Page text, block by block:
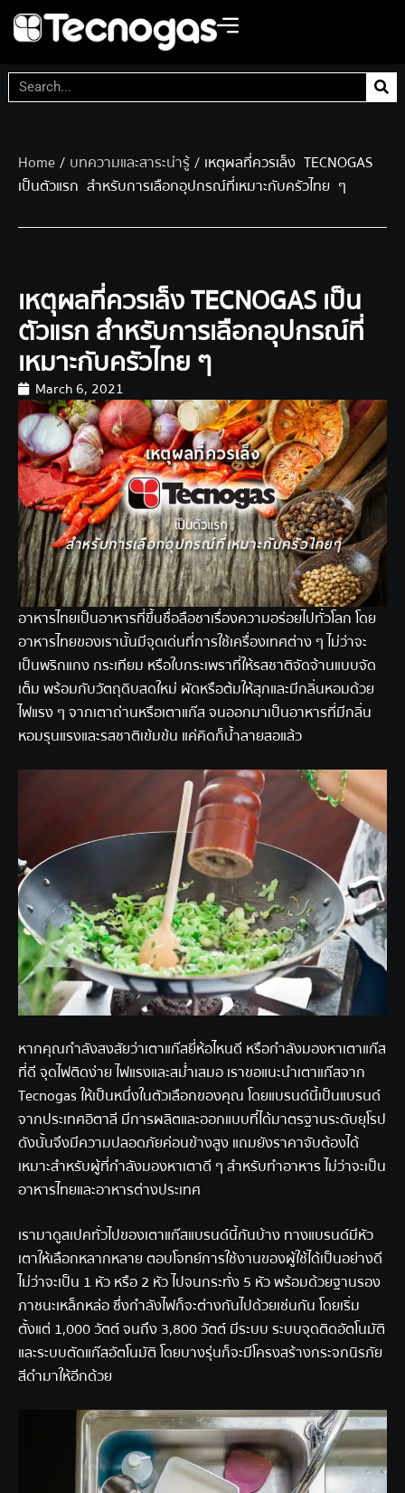
Home/ บทความและสาระน่ารู้/ เหตุผลที่ควรเล็ง TECNOGAS
เป็นตัวแรก สำหรับการเลือกอุปกรณ์ที่เหมาะกับครัวไทย ๆ
เหตุผลที่ควรเล็ง TECNOGAS เป็น
ตัวแรก สำหรับการเลือกอุปกรณ์ที่
เหมาะกับครัวไทย ๆ
March 6, 2021
อาหารไทยเป็นอาหารที่ขึ้นชื่อลือชาเรื่องความอร่อยไปทั่วโลก โดย
อาหารไทยของเรานั้นมีจุดเด่นที่การใช้เครื่องเทศต่าง ๆ ไม่ว่าจะ
เป็นพริกแกง กระเทียม หรือใบกระเพราที่ให้รสชาติจัดจ้านแบบจัด
เต็ม พร้อมกับวัตถุดิบสดใหม่ ผัดหรือต้มให้สุกและมีกลิ่นหอมด้วย
ไฟแรง ๆ จากเตาถ่านหรือเตาแก๊ส จนออกมาเป็นอาหารที่มีกลิ่น
หอมรุนแรงและรสชาติเข้มข้น แค่คิดก็น้ำลายสอแล้ว
หากคุณกำลังสงสัยว่าเตาแก๊สยี่ห้อไหนดี หรือกำลังมองหาเตาแก๊ส
ที่ดี จุดไฟติดง่าย ไฟแรงและสม่ำเสมอ เราขอแนะนำเตาแก๊สจาก
Tecnogas ให้เป็นหนึ่งในตัวเลือกของคุณ โดยแบรนด์นี้เป็นแบรนด์
จากประเทศอิตาลี มีการผลิตและออกแบบที่ได้มาตรฐานระดับยุโรป
ดังนั้นจึงมีความปลอดภัยค่อนข้างสูง แถมยังราคาจับต้องได้
เหมาะสำหรับผู้ที่กำลังมองหาเตาดี ๆ สำหรับทำอาหาร ไม่ว่าจะเป็น
อาหารไทยและอาหารต่างประเทศ
เรามาดูสเปคทั่วไปของเตาแก๊สแบรนด์นี้กันบ้าง ทางแบรนด์มีหัว
เตาให้เลือกหลากหลาย ตอบโจทย์การใช้งานของผู้ใช้ได้เป็นอย่างดี
ไม่ว่าจะเป็น 1 หัว หรือ 2 หัว ไปจนกระทั่ง 5 หัว พร้อมด้วยฐานรอง
ภาชนะเหล็กหล่อ ซึ่งกำลังไฟก็จะต่างกันไปด้วยเช่นกัน โดยเริ่ม
ตั้งแต่ 1,000 วัตต์ จนถึง 3,800 วัตต์ มีระบบ ระบบจุดติดอัตโนมัติ
และระบบตัดแก๊สอัตโนมัติ โดยบางรุ่นก็จะมีโครงสร้างกระจกนิรภัย
สีดำมาให้อีกด้วย